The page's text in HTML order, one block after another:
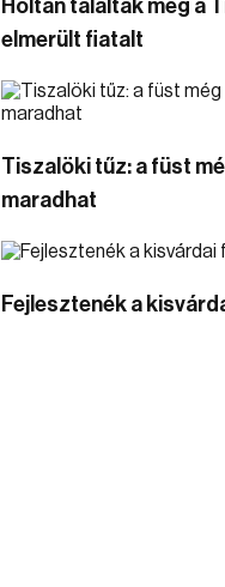
Holtan találták meg a
elmerült fiatalt
Tiszalöki tűz: a füst
maradhat
Fejlesztenék a